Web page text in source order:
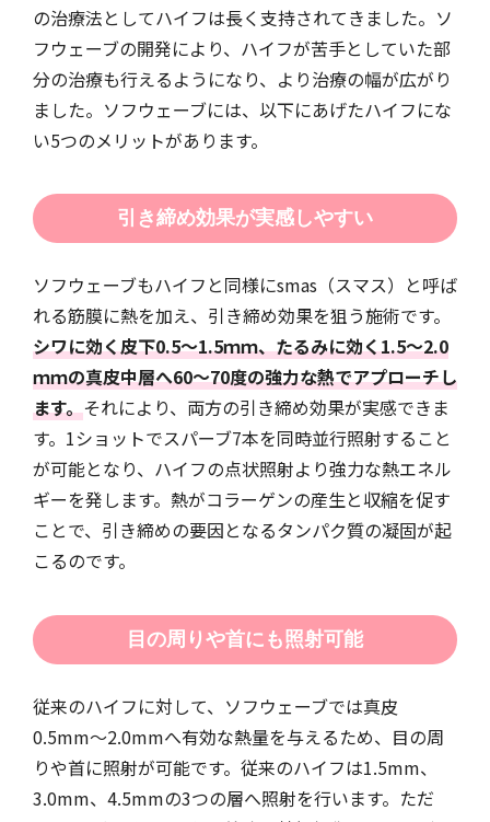
の治療法としてハイフは長く支持されてきました。ソ
フウェーブの開発により、ハイフが苦手としていた部
分の治療も行えるようになり、より治療の幅が広がり
ました。ソフウェーブには、以下にあげたハイフにな
い5つのメリットがあります。
引き締め効果が実感しやすい
ソフウェーブもハイフと同様にsmas（スマス）と呼ば
れる筋膜に熱を加え、引き締め効果を狙う施術です。
シワに効く皮下0.5～1.5ｍｍ、たるみに効く1.5～2.0
ｍｍの真皮中層へ60～70度の強力な熱でアプローチし
ます。それにより、両方の引き締め効果が実感できま
す。1ショットでスパーブ7本を同時並行照射すること
が可能となり、ハイフの点状照射より強力な熱エネル
ギーを発します。熱がコラーゲンの産生と収縮を促す
ことで、引き締めの要因となるタンパク質の凝固が起
こるのです。
目の周りや首にも照射可能
従来のハイフに対して、ソフウェーブでは真皮
0.5mm〜2.0mmへ有効な熱量を与えるため、目の周
りや首に照射が可能です。従来のハイフは1.5mm、
3.0mm、4.5mmの3つの層へ照射を行います。ただ